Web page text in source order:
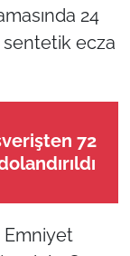
24
ecza
72
Emniyet